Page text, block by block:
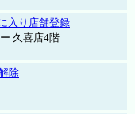
入り店舗登録
久喜店4階
除